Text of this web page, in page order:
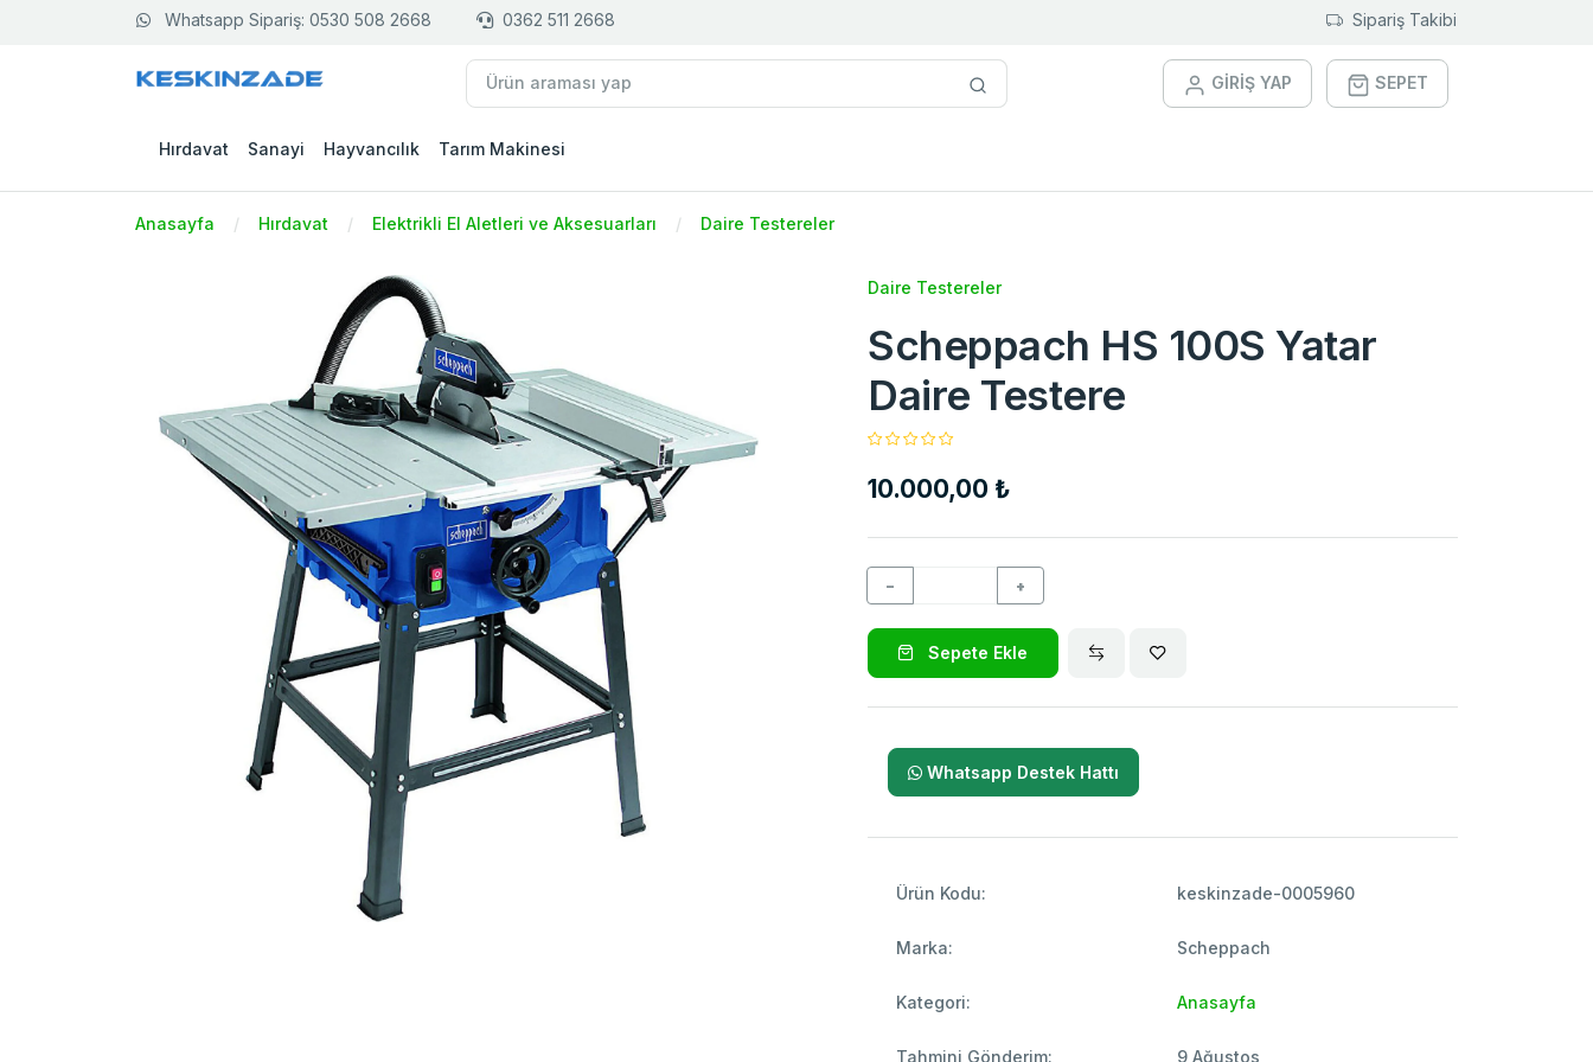
Whatsapp Sipariş: 0530 508 2668 0362 511 2668 Sipariş Takibi
GİRİŞ YAP SEPET
Hırdavat Sanayi Hayvancılık Tarım Makinesi
Anasayfa Hırdavat Elektrikli El Aletleri ve Aksesuarları Daire Testereler
Daire Testereler
Scheppach HS 100S Yatar
Daire Testere
10.000,00 ₺
− +
Sepete Ekle
Whatsapp Destek Hattı
Ürün Kodu: keskinzade-0005960
Marka: Scheppach
Kategori: Anasayfa
Tahmini Gönderim: 9 Ağustos